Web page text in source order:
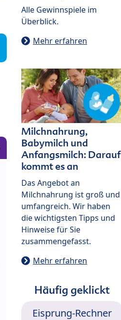
Alle Gewinnspiele im
Überblick.
Mehr erfahren
Milchnahrung,
Babymilch und
Anfangsmilch: Darauf
kommt es an
Das Angebot an
Milchnahrung ist groß und
umfangreich. Wir haben
die wichtigsten Tipps und
Hinweise für Sie
zusammengefasst.
Mehr erfahren
Häufig geklickt
Eisprung-Rechner